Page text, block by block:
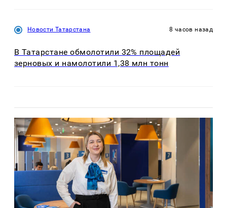
Новости Татарстана 8 часов назад
В Татарстане обмолотили 32% площадей
зерновых и намолотили 1,38 млн тонн